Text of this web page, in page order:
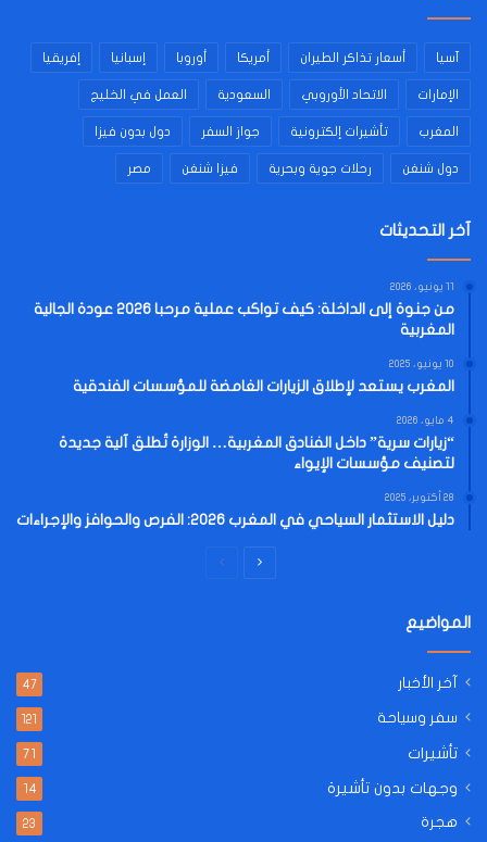
آسيا أسعار تذاكر الطيران أمريكا أوروبا إسبانيا إفريقيا
الإمارات الاتحاد الأوروبي السعودية العمل في الخليج
المغرب تأشيرات إلكترونية جواز السفر دول بدون فيزا
دول شنغن رحلات جوية وبحرية فيزا شنغن مصر
آخر التحديثات
11 يونيو، 2026
من جنوة إلى الداخلة: كيف تواكب عملية مرحبا 2026 عودة الجالية
المغربية
10 يونيو، 2025
المغرب يستعد لإطلاق الزيارات الغامضة للمؤسسات الفندقية
4 مايو، 2026
“زيارات سرية” داخل الفنادق المغربية… الوزارة تُطلق آلية جديدة
لتصنيف مؤسسات الإيواء
28 أكتوبر، 2025
دليل الاستثمار السياحي في المغرب 2026: الفرص والحوافز والإجراءات
الصفحةالصفحة
المواضيع
آخر الأخبار 47
سفر وسياحة 121
تأشيرات 71
وجهات بدون تأشيرة 14
هجرة 23